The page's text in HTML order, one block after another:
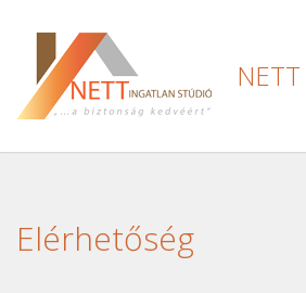
NETT
Elérhetőség